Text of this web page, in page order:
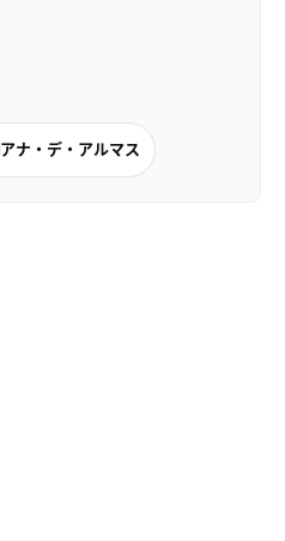
アナ・デ・アルマス